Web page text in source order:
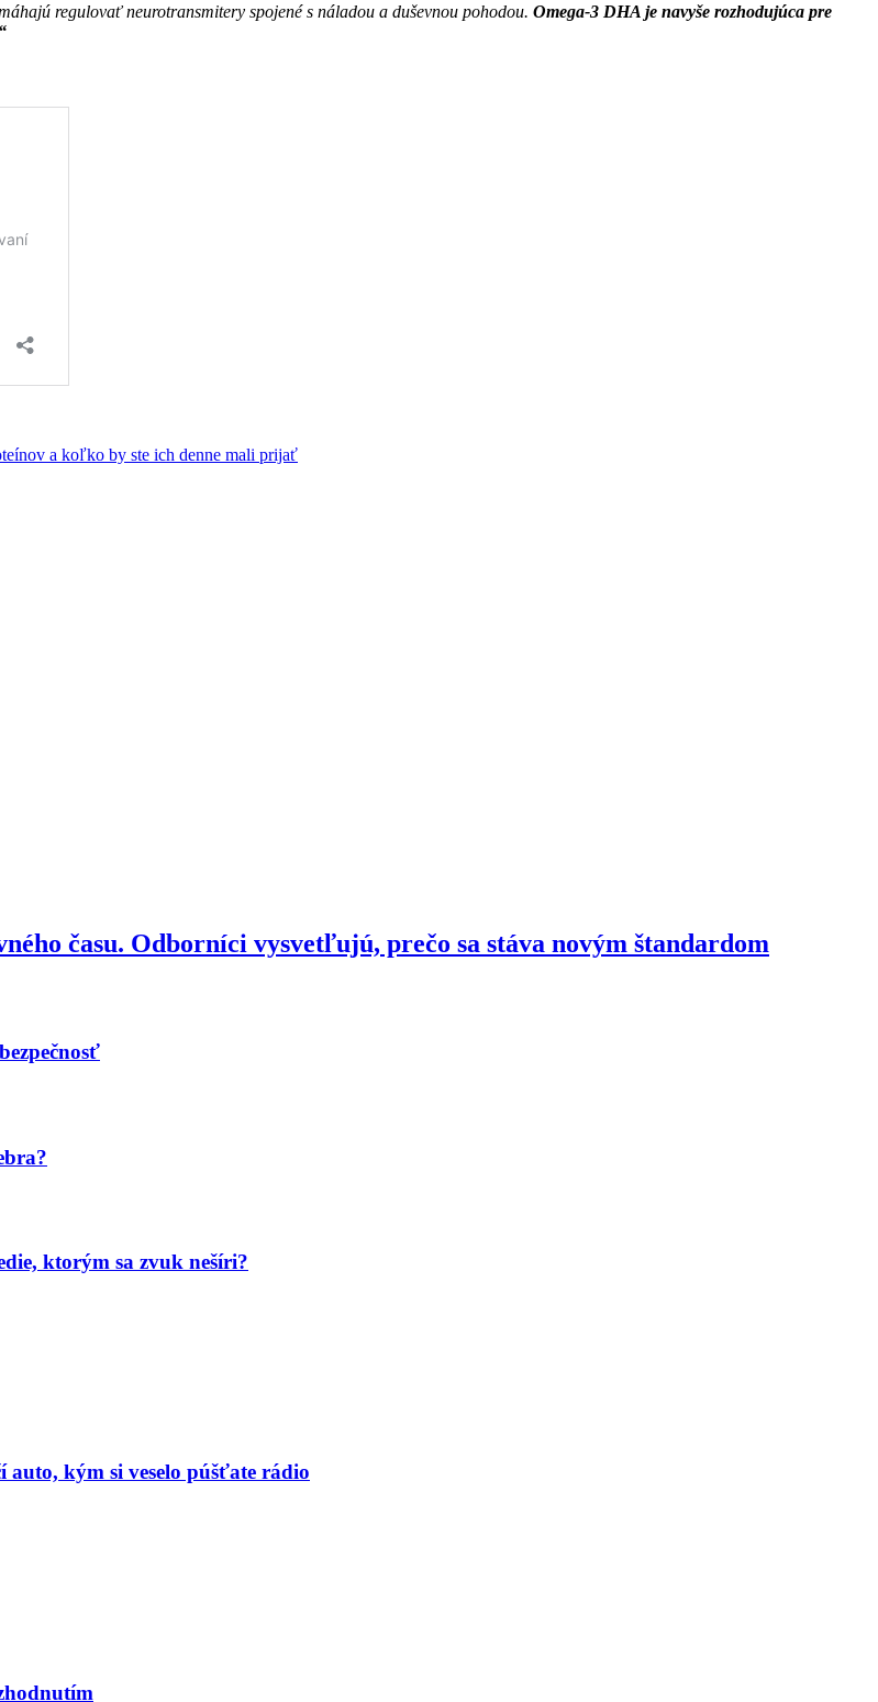
regulovať neurotransmitery spojené s náladou a duševnou pohodou. Omega-3 DHA je navyše rozhodujúca pre
a koľko by ste ich denne mali prijať
času. Odborníci vysvetľujú, prečo sa stáva novým štandardom
ktorým sa zvuk nešíri?
kým si veselo púšťate rádio